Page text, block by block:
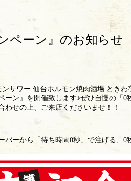
ペーン』のお知らせ
サワー 仙台ホルモン焼肉酒場 とき
ン』を開催致します♪ぜひ自慢の「
せの上、ご来店くださいませ！！
バーから「待ち時間0秒」で注げる、